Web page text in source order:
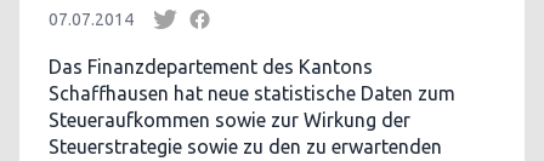
07.07.2014
Das Finanzdepartement des Kantons
Schaffhausen hat neue statistische Daten zum
Steueraufkommen sowie zur Wirkung der
Steuerstrategie sowie zu den zu erwartenden